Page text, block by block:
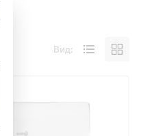
Вид: